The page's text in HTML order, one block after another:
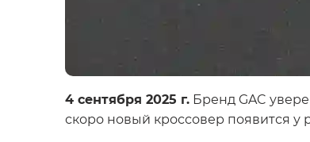
4 сентября 2025 г. Бренд GAC
скоро новый кроссовер появится у